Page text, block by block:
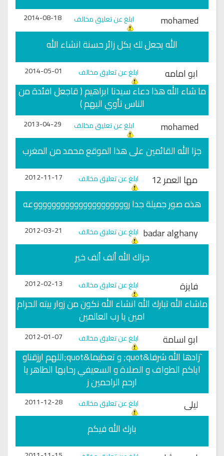
mohamed
ابلغ عن تعليق مخالف 2014-08-18
الله يجعل لك بكل زائر حسنة انشاء الله
ابو امامه
ابلغ عن تعليق مخالف 2014-05-01
ما شاء الله هذا دعاء سيدنا ابراهيم ( قاجعل افئدة من
الناس تأوي اليهم )
mohamed
ابلغ عن تعليق مخالف 2013-04-29
جزا الله القائمين على هذا الموقع محمد من المغرب
مها العمر 12
ابلغ عن تعليق مخالف 2012-11-17
هذه صور جميلة جدا روووووووووووووووووووووعه
badar alghany ابلغ عن تعليق مخالف 2012-03-21
جزاك الله ألف ألف خير
فايزة
ابلغ عن تعليق مخالف 2012-02-13
ماشاء الله تبارك الله انشاء الله نكون من زوار بيته الحرام
امين يا رب العالمين
ابو اسامة
ابلغ عن تعليق مخالف 2012-01-07
`زادها الله شرفا&quot; و تعظيما&quot;اللهم ارزقناو
اياكم الطواف و الصلاة و السعيفي رحابها الطاهر يا
ارحم الراحمين ز
ليلى
ابلغ عن تعليق مخالف 2011-12-28
بارك الله فيكم